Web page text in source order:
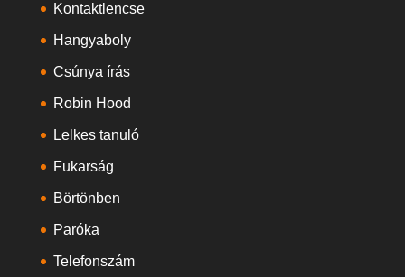
Kontaktlencse
Hangyaboly
Csúnya írás
Robin Hood
Lelkes tanuló
Fukarság
Börtönben
Paróka
Telefonszám